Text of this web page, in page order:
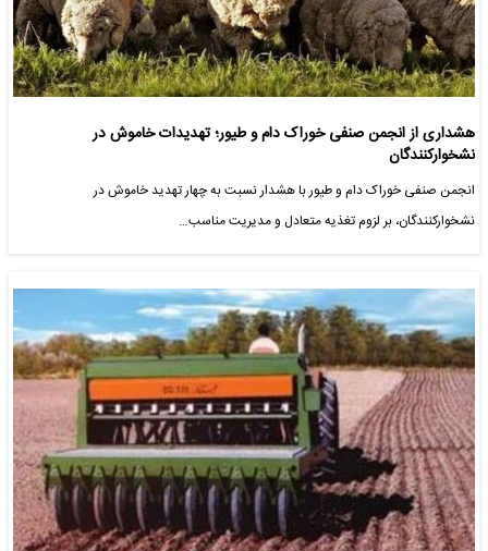
هشداری از انجمن صنفی خوراک دام و طیور؛ تهدیدات خاموش در
نشخوارکنندگان
انجمن صنفی خوراک دام و طیور با هشدار نسبت به چهار تهدید خاموش در
نشخوارکنندگان، بر لزوم تغذیه متعادل و مدیریت مناسب…